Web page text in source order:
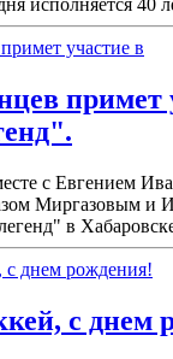
исполняется 40
примет
с Евгением
Миргазовым и
в
с днем